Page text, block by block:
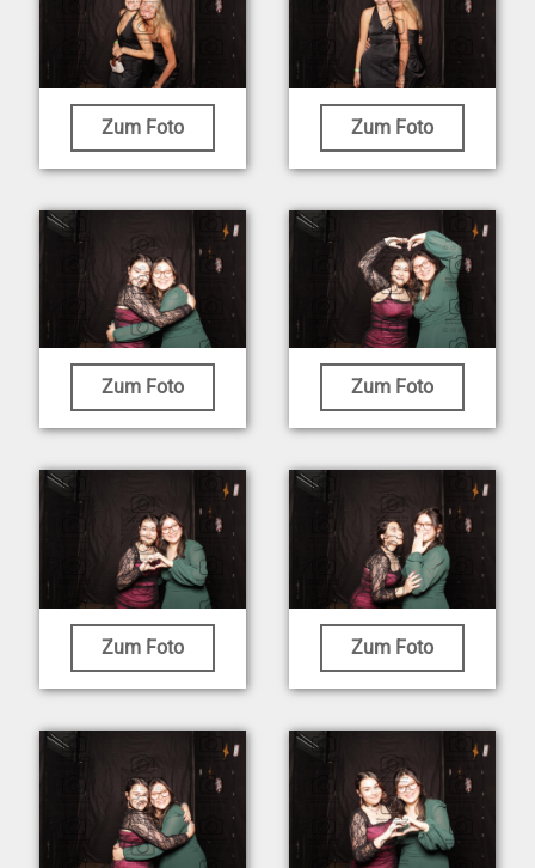
Zum Foto Zum Foto
Zum Foto Zum Foto
Zum Foto Zum Foto